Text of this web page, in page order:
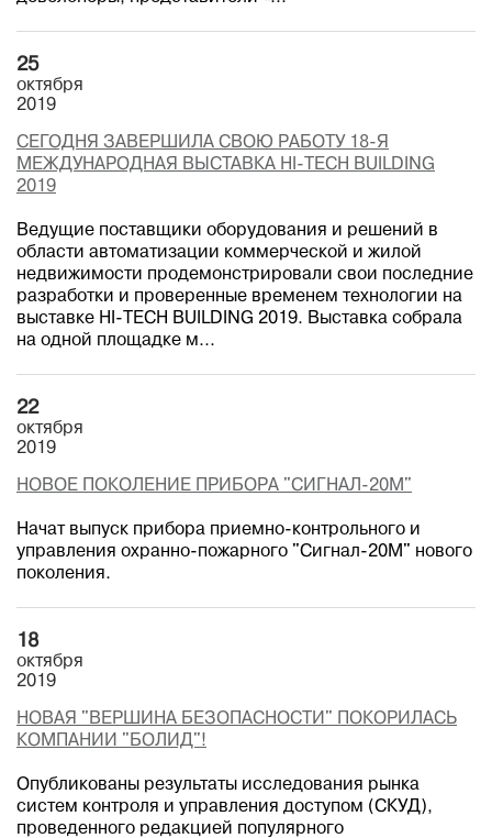
25
октября
2019
СЕГОДНЯ ЗАВЕРШИЛА СВОЮ РАБОТУ 18-Я
МЕЖДУНАРОДНАЯ ВЫСТАВКА HI-TECH BUILDING
2019
Ведущие поставщики оборудования и решений в
области автоматизации коммерческой и жилой
недвижимости продемонстрировали свои последние
разработки и проверенные временем технологии на
выставке HI-TECH BUILDING 2019. Выставка собрала
на одной площадке м...
22
октября
2019
НОВОЕ ПОКОЛЕНИЕ ПРИБОРА "СИГНАЛ-20М"
Начат выпуск прибора приемно-контрольного и
управления охранно-пожарного "Сигнал-20М" нового
поколения.
18
октября
2019
НОВАЯ "ВЕРШИНА БЕЗОПАСНОСТИ" ПОКОРИЛАСЬ
КОМПАНИИ "БОЛИД"!
Опубликованы результаты исследования рынка
систем контроля и управления доступом (СКУД),
проведенного редакцией популярного